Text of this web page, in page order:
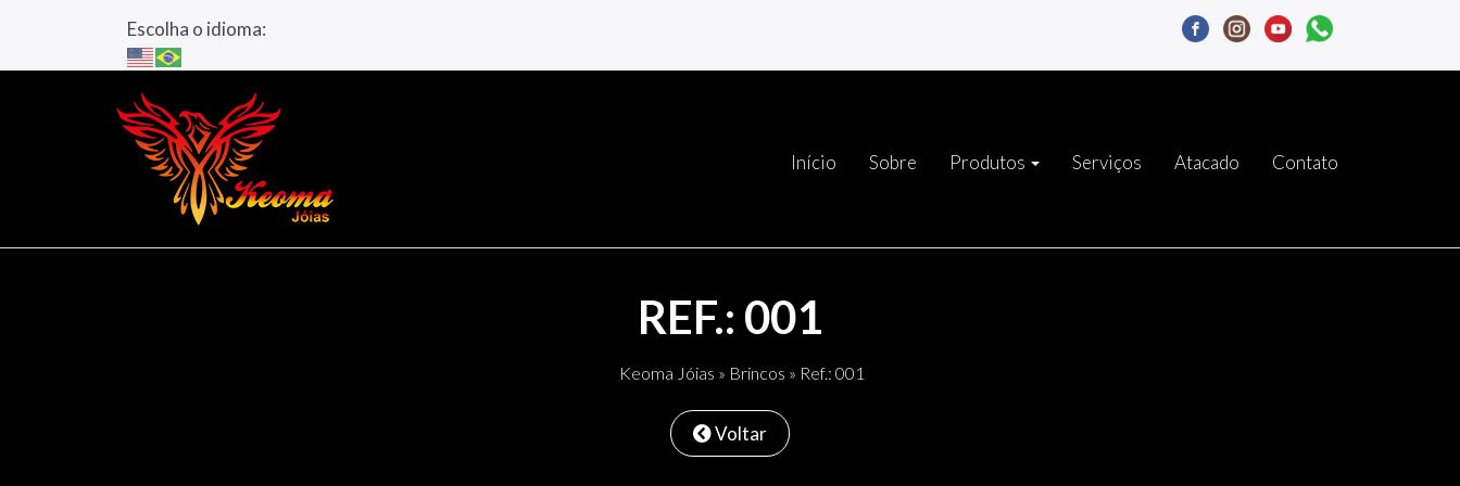
Escolha o idioma:
Início Sobre Produtos Serviços Atacado Contato
REF.: 001
Keoma Jóias » Brincos » Ref.: 001
Voltar